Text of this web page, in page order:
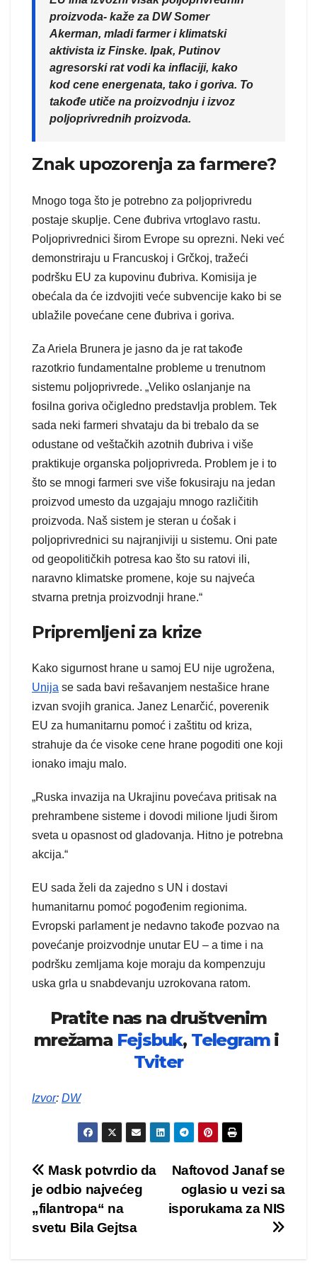
proizvoda- kaže za DW Somer
Akerman, mladi farmer i klimatski
aktivista iz Finske. Ipak, Putinov
agresorski rat vodi ka inflaciji, kako
kod cene energenata, tako i goriva. To
takođe utiče na proizvodnju i izvoz
poljoprivrednih proizvoda.
Znak upozorenja za farmere?
Mnogo toga što je potrebno za poljoprivredu
postaje skuplje. Cene đubriva vrtoglavo rastu.
Poljoprivrednici širom Evrope su oprezni. Neki već
demonstriraju u Francuskoj i Grčkoj, tražeći
podršku EU za kupovinu đubriva. Komisija je
obećala da će izdvojiti veće subvencije kako bi se
ublažile povećane cene đubriva i goriva.
Za Ariela Brunera je jasno da je rat takođe
razotkrio fundamentalne probleme u trenutnom
sistemu poljoprivrede. „Veliko oslanjanje na
fosilna goriva očigledno predstavlja problem. Tek
sada neki farmeri shvataju da bi trebalo da se
odustane od veštačkih azotnih đubriva i više
praktikuje organska poljoprivreda. Problem je i to
što se mnogi farmeri sve više fokusiraju na jedan
proizvod umesto da uzgajaju mnogo različitih
proizvoda. Naš sistem je steran u ćošak i
poljoprivrednici su najranjiviji u sistemu. Oni pate
od geopolitičkih potresa kao što su ratovi ili,
naravno klimatske promene, koje su najveća
stvarna pretnja proizvodnji hrane.“
Pripremljeni za krize
Kako sigurnost hrane u samoj EU nije ugrožena,
Unija se sada bavi rešavanjem nestašice hrane
izvan svojih granica. Janez Lenarčić, poverenik
EU za humanitarnu pomoć i zaštitu od kriza,
strahuje da će visoke cene hrane pogoditi one koji
ionako imaju malo.
„Ruska invazija na Ukrajinu povećava pritisak na
prehrambene sisteme i dovodi milione ljudi širom
sveta u opasnost od gladovanja. Hitno je potrebna
akcija.“
EU sada želi da zajedno s UN i dostavi
humanitarnu pomoć pogođenim regionima.
Evropski parlament je nedavno takođe pozvao na
povećanje proizvodnje unutar EU – a time i na
podršku zemljama koje moraju da kompenzuju
uska grla u snabdevanju uzrokovana ratom.
Pratite nas na društvenim
mrežama Fejsbuk, Telegrami
Tviter
Izvor: DW
Kretanje
članka
Naftovod Janaf se
oglasio u vezi sa
isporukama za NIS
Mask potvrdio da
je odbio najvećeg
„filantropa“ na
svetu Bila Gejtsa